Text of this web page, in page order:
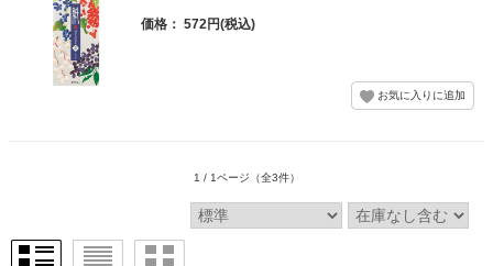
価格： 572円(税込)
1 / 1ページ （全3件）